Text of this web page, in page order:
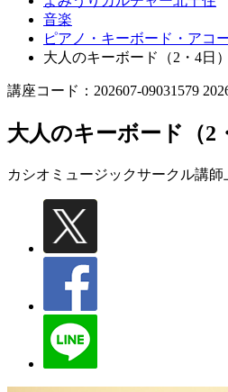
音楽
ピアノ・キーボード・アコ
大人のキーボード（2・4日）
講座コード：202607-09031579
大人のキーボード（2
カシオミュージックサークル講師